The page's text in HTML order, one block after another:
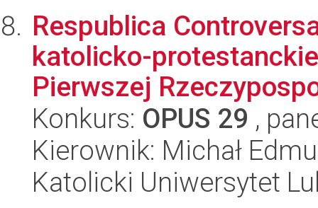
Respublica
katolicko-
Pierwszej
Konkurs: OPUS 29 ,
Kierownik: Michał
Katolicki Uniwersytet